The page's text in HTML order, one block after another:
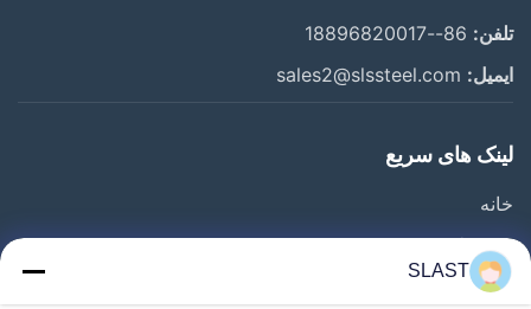
تلفن:
ایمیل:
لینک های سریع
خانه
محصولات
ویدیو
SLAST